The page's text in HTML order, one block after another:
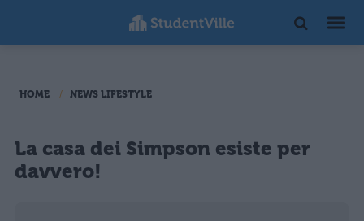
HOME NEWS LIFESTYLE
La casa dei Simpson esiste per
davvero!